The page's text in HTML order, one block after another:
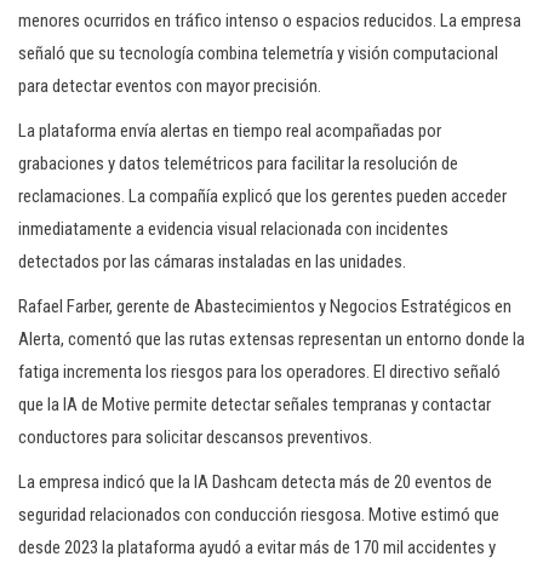
menores ocurridos en tráfico intenso o espacios reducidos. La empresa
señaló que su tecnología combina telemetría y visión computacional
para detectar eventos con mayor precisión.
La plataforma envía alertas en tiempo real acompañadas por
grabaciones y datos telemétricos para facilitar la resolución de
reclamaciones. La compañía explicó que los gerentes pueden acceder
inmediatamente a evidencia visual relacionada con incidentes
detectados por las cámaras instaladas en las unidades.
Rafael Farber, gerente de Abastecimientos y Negocios Estratégicos en
Alerta, comentó que las rutas extensas representan un entorno donde la
fatiga incrementa los riesgos para los operadores. El directivo señaló
que la IA de Motive permite detectar señales tempranas y contactar
conductores para solicitar descansos preventivos.
La empresa indicó que la IA Dashcam detecta más de 20 eventos de
seguridad relacionados con conducción riesgosa. Motive estimó que
desde 2023 la plataforma ayudó a evitar más de 170 mil accidentes y